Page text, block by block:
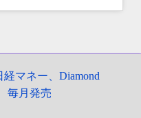
経マネー、Diamond
毎月発売